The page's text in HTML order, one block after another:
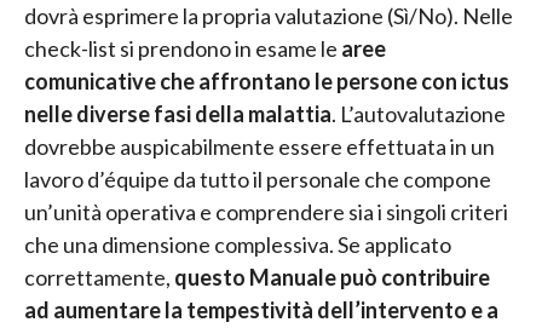
dovrà esprimere la propria valutazione (Sì/No). Nelle
check-list si prendono in esame le aree
comunicative che affrontano le persone con ictus
nelle diverse fasi della malattia. L’autovalutazione
dovrebbe auspicabilmente essere effettuata in un
lavoro d’équipe da tutto il personale che compone
un’unità operativa e comprendere sia i singoli criteri
che una dimensione complessiva. Se applicato
correttamente, questo Manuale può contribuire
ad aumentare la tempestività dell’intervento e a